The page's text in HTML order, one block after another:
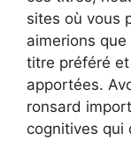
sites où vous
aimerions
titre préféré
apportées.
ronsard
cognitives qui